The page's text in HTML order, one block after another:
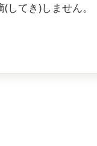
てき)しません。